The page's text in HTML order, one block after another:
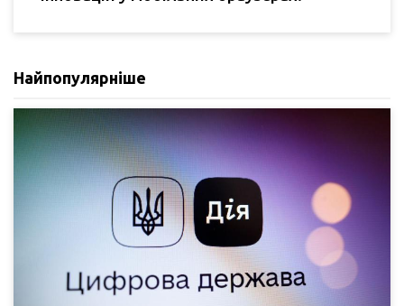
Найпопулярніше